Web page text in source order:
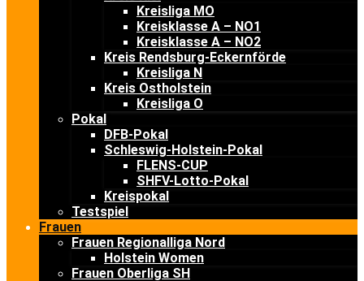
Kreisliga MO
Kreisklasse A – NO1
Kreisklasse A – NO2
Kreis Rendsburg-Eckernförde
Kreisliga N
Kreis Ostholstein
Kreisliga O
Pokal
DFB-Pokal
Schleswig-Holstein-Pokal
FLENS-CUP
SHFV-Lotto-Pokal
Kreispokal
Testspiel
Frauen
Frauen Regionalliga Nord
Holstein Women
Frauen Oberliga SH